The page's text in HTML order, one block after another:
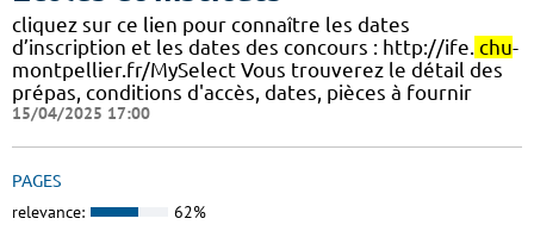
cliquez sur ce lien pour connaître les dates
d’inscription et les dates des concours : http://ife. chu-
montpellier.fr/MySelect Vous trouverez le détail des
prépas, conditions d'accès, dates, pièces à fournir
15/04/2025 17:00
PAGES
relevance: 62%